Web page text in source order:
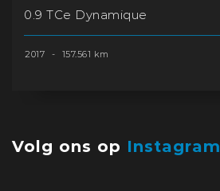
0.9 TCe Dynamique
2017 - 157.561 km
Volg ons op Instagram